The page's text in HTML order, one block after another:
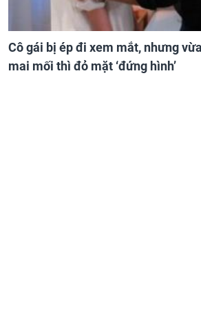
Cô gái bị ép đi xem mắt, nhưng
mai mối thì đỏ mặt ‘đứng hình’